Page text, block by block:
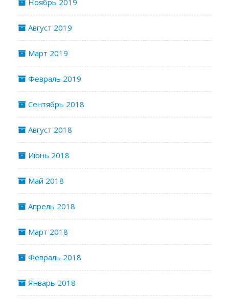
Ноябрь 2019
Август 2019
Март 2019
Февраль 2019
Сентябрь 2018
Август 2018
Июнь 2018
Май 2018
Апрель 2018
Март 2018
Февраль 2018
Январь 2018